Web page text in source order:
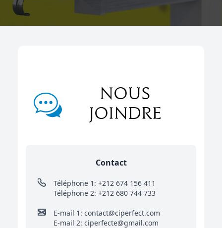
Nous
joindre
Contact
Téléphone 1: +212 674 156 411
Téléphone 2: +212 680 744 733
E-mail 1: contact@ciperfect.com
E-mail 2: ciperfecte@gmail.com